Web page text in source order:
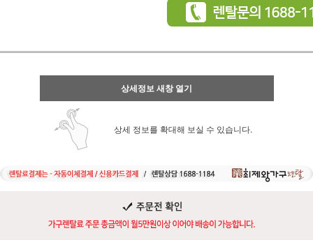
상세정보 새창 열기
상세 정보를 확대해 보실 수 있습니다.